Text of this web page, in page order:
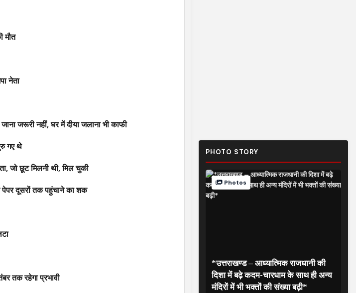
मौत
नेता
जरूरी नहीं, घर में दीया जलाना भी काफी
गए थे
जो छूट मिलनी थी, मिल चुकी
दूसरों तक पहुंचाने का शक
तक रहेगा प्रभावी
PHOTO STORY
Photos
*उत्तराखण्ड – आध्यात्मिक राजधानी की
दिशा में बढ़े कदम-चारधाम के साथ ही अन्य
मंदिरों में भी भक्तों की संख्या बढ़ी*